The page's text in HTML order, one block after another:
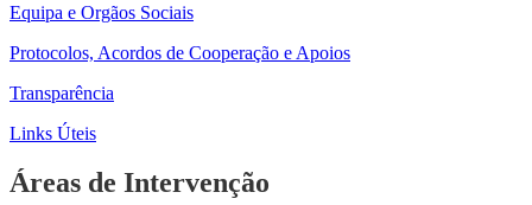
Equipa e Orgãos Sociais
Protocolos, Acordos de Cooperação e Apoios
Transparência
Links Úteis
Áreas de Intervenção